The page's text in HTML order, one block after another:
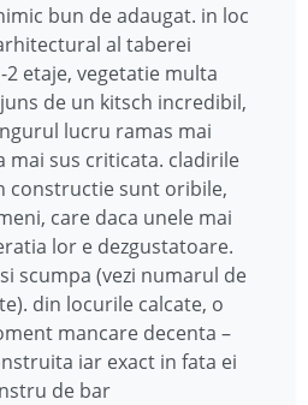
bun de adaugat. in loc
al taberei
etaje, vegetatie multa
de un kitsch incredibil,
lucru ramas mai
mai sus criticata. cladirile
constructie sunt oribile,
care daca unele mai
lor e dezgustatoare.
scumpa (vezi numarul de
din locurile calcate, o
mancare decenta –
iar exact in fata ei
de bar